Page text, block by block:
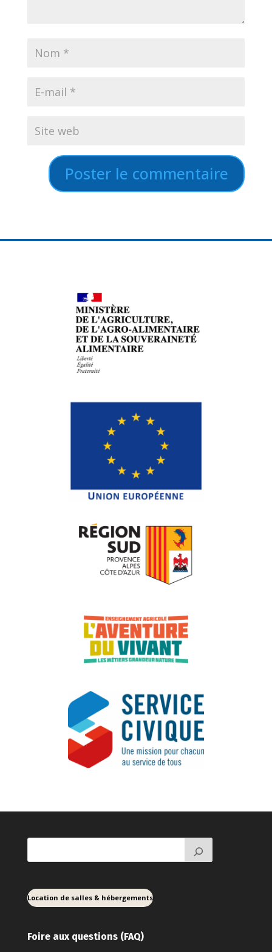
Location de salles & hébergements
Foire aux questions (FAQ)